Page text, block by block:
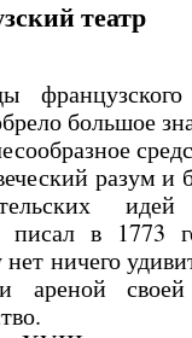
театр
большое
разум и
идей
в 1773
ничего
ареной своей